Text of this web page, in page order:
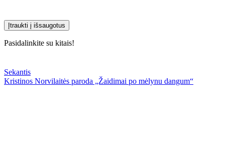
Įtraukti į išsaugotus
Pasidalinkite su kitais!
Sekantis
Kristinos Norvilaitės paroda „Žaidimai po mėlynu dangum“